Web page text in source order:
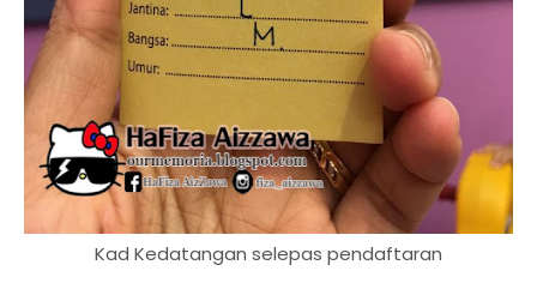
Kad Kedatangan selepas pendaftaran